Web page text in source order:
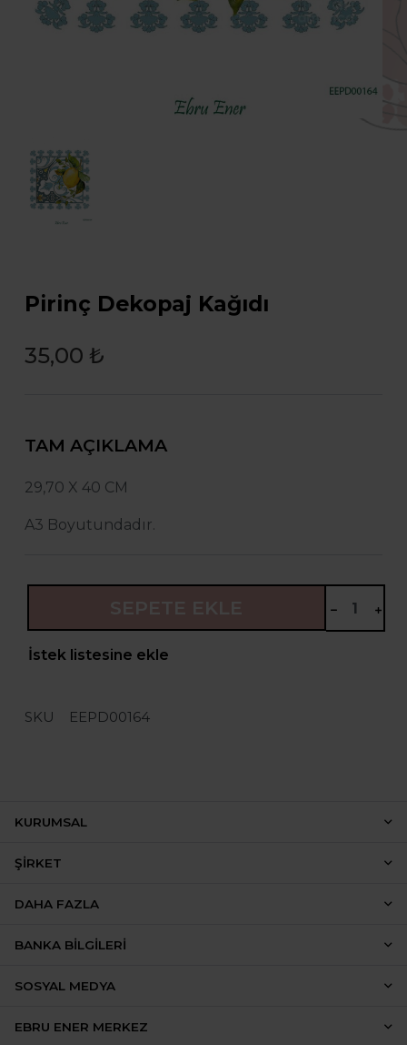
Pirinç Dekopaj Kağıdı
35,00 ₺
TAM AÇIKLAMA
29,70 X 40 CM
A3 Boyutundadır.
İstek listesine ekle
SKU EEPD00164
KURUMSAL
ŞIRKET
DAHA FAZLA
BANKA BILGILERI
SOSYAL MEDYA
EBRU ENER MERKEZ